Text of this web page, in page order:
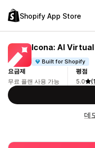
Shopify App Store
Icona: AI
Built for Shopify
요금제
무료 플랜 사용 가능
평점
5.0
데